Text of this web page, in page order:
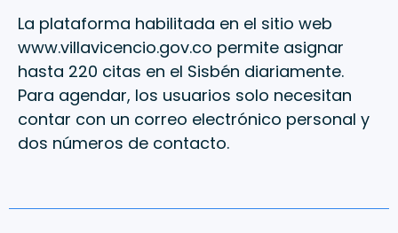
La plataforma habilitada en el sitio web
www.villavicencio.gov.co permite asignar
hasta 220 citas en el Sisbén diariamente.
Para agendar, los usuarios solo necesitan
contar con un correo electrónico personal y
dos números de contacto.